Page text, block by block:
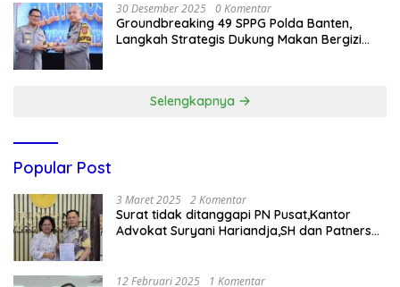
30 Desember 2025 0 Komentar
Groundbreaking 49 SPPG Polda Banten,
Langkah Strategis Dukung Makan Bergizi
Selengkapnya
Popular Post
3 Maret 2025 2 Komentar
Surat tidak ditanggapi PN Pusat,Kantor
Advokat Suryani Hariandja,SH dan Patners
12 Februari 2025 1 Komentar